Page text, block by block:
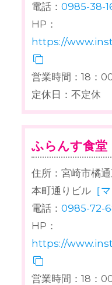
電話：0985-38-
HP：
https://
営業時間：18：
定休日：不定休
ふらんす食
住所：宮崎市橘
本町通りビル ［
電話：0985-72-
HP：
https://
営業時間：18：